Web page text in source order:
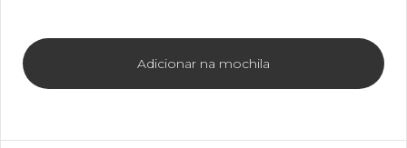
Adicionar na mochila